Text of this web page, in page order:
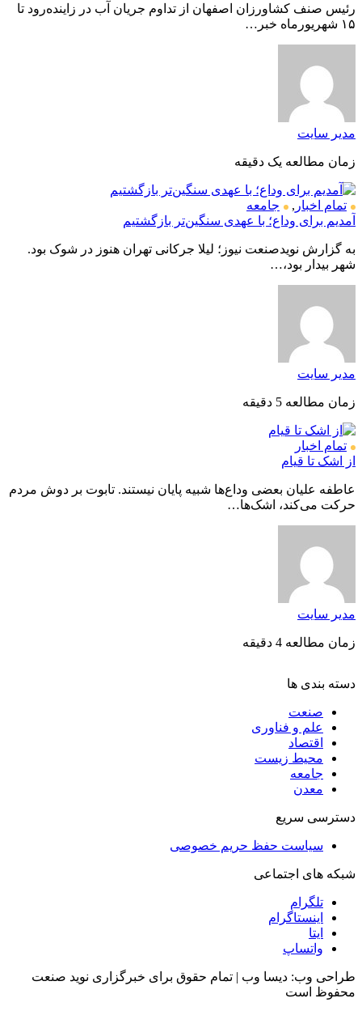
رئیس صنف کشاورزان اصفهان از تداوم جریان آب در زاینده‌رود تا
۱۵ شهریورماه خبر…
مدیر سایت
زمان مطالعه یک دقیقه
تمام اخبار ,
جامعه
آمدیم برای وداع؛ با عهدی سنگین‌تر بازگشتیم
به گزارش نویدصنعت نیوز؛ لیلا جرکانی تهران هنوز در شوک بود.
شهر بیدار بود،…
مدیر سایت
زمان مطالعه 5 دقیقه
تمام اخبار
از اشک تا قیام
عاطفه علیان بعضی وداع‌ها شبیه پایان نیستند. تابوت بر دوش مردم
حرکت می‌کند، اشک‌ها…
مدیر سایت
زمان مطالعه 4 دقیقه
دسته بندی ها
صنعت
علم و فناوری
اقتصاد
محیط زیست
جامعه
معدن
دسترسی سریع
سیاست حفظ حریم خصوصی
شبکه های اجتماعی
تلگرام
اینستاگرام
ایتا
واتساپ
طراحی وب: دیسا وب | تمام حقوق برای خبرگزاری نوید صنعت
محفوظ است